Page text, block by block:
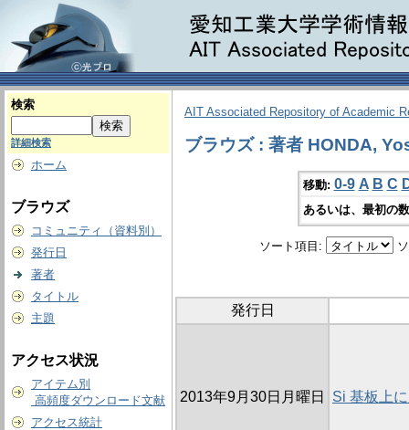
検索
詳細検索
ホーム
ブラウズ
コミュニティ（資料別）
発行日
著者
タイトル
主題
アクセス状況
アイテム別
高頻度ダウンロード文献
アクセス統計
AIT Associated Repository of Academic
ブラウズ : 著者 HONDA,
移動: 0-9 A B C
あるいは、最初の
ソート項目:
発行日
2013年9月30日月曜日 Si 基板上